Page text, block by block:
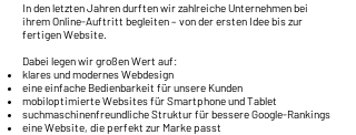
In den letzten Jahren durften wir zahlreiche Unternehmen bei
ihrem Online-Auftritt begleiten – von der ersten Idee bis zur
fertigen Website.
Dabei legen wir großen Wert auf:
klares und modernes Webdesign
eine einfache Bedienbarkeit für unsere Kunden
mobiloptimierte Websites für Smartphone und Tablet
suchmaschinenfreundliche Struktur für bessere Google-Rankings
eine Website, die perfekt zur Marke passt